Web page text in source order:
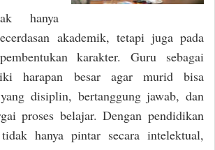
hanya
akademik, tetapi juga pada
karakter. Guru sebagai
harapan besar agar murid bisa
disiplin, bertanggung jawab, dan
proses belajar. Dengan pendidikan
hanya pintar secara intelektual,